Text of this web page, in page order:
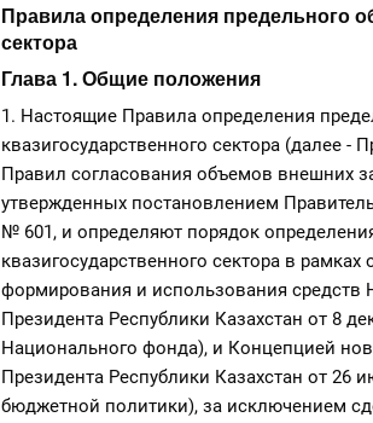
Правила определения предельного
сектора
Глава 1. Общие положения
1. Настоящие Правила определения
квазигосударственного сектора (далее -
Правил согласования объемов внешних
утвержденных постановлением
№ 601, и определяют порядок
квазигосударственного сектора в
формирования и использования средств
Президента Республики Казахстан от 8
Национального фонда), и Концепцией
Президента Республики Казахстан от 26
бюджетной политики), за исключением